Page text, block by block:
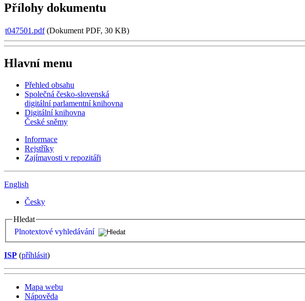
Přílohy dokumentu
t047501.pdf(Dokument PDF, 30 KB)
Hlavní menu
Přehled obsahu
Společná česko-slovenská
digitální parlamentní knihovna
Digitální knihovna
České sněmy
Informace
Rejstříky
Zajímavosti v repozitáři
English
Česky
Hledat
Plnotextové vyhledávání
ISP (příhlásit)
Mapa webu
Nápověda